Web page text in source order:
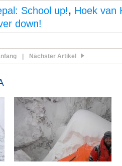
School up!, Hoek van
down!
Nächster Artikel